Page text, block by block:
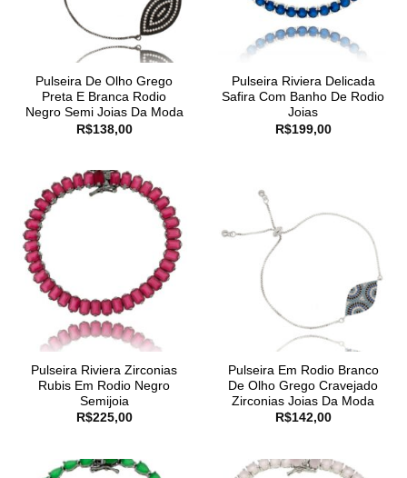
Pulseira De Olho Grego
Preta E Branca Rodio
Negro Semi Joias Da Moda
R$138,00
Pulseira Riviera Delicada
Safira Com Banho De Rodio
Joias
R$199,00
Pulseira Riviera Zirconias
Rubis Em Rodio Negro
Semijoia
R$225,00
Pulseira Em Rodio Branco
De Olho Grego Cravejado
Zirconias Joias Da Moda
R$142,00